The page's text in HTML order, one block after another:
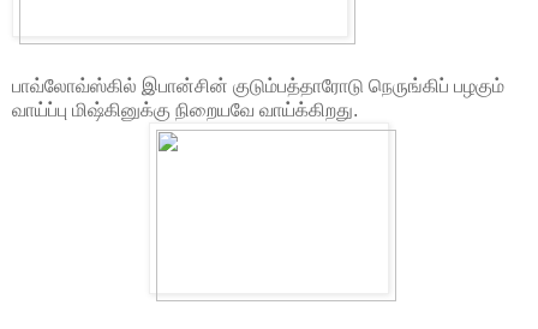
பாவ்லோவ்ஸ்கில் இபான்சின் குடும்பத்தாரோடு நெருங்கிப் பழகும்
வாய்ப்பு மிஷ்கினுக்கு நிறையவே வாய்க்கிறது.